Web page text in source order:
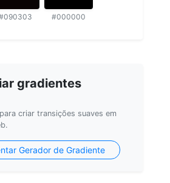
#000000
gradientes
criar transições suaves em
Gerador de Gradiente